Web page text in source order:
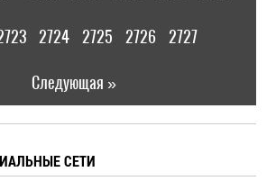
2724 2725 2726 2727
Следующая »
СЕТИ